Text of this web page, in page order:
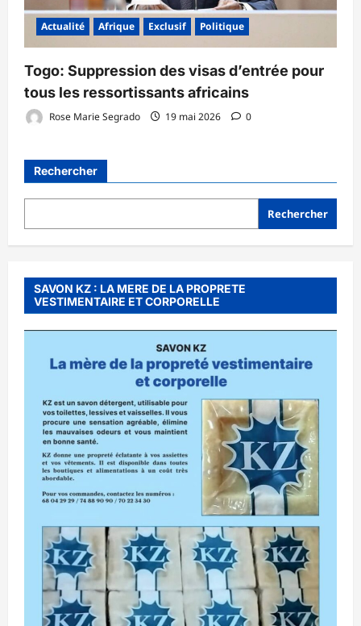
Actualité Afrique Exclusif Politique
Togo: Suppression des visas d’entrée pour
tous les ressortissants africains
Rose Marie Segrado 19 mai 2026 0
Rechercher
Rechercher
SAVON KZ : LA MERE DE LA PROPRETE
VESTIMENTAIRE ET CORPORELLE